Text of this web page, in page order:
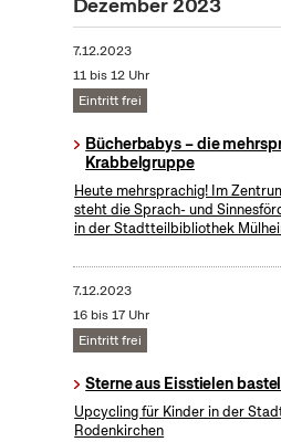
Dezember 2023
7.12.2023
11 bis 12 Uhr
Eintritt frei
Bücherbabys – die
Krabbelgruppe
Heute mehrsprachig! Im
steht die Sprach- und
in der Stadtteilbibliothek
7.12.2023
16 bis 17 Uhr
Eintritt frei
Sterne aus Eisstielen
Upcycling für Kinder in der
Rodenkirchen